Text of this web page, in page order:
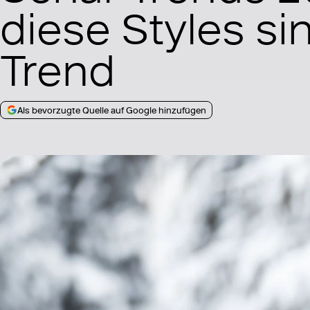
diese Styles
Trend
Als bevorzugte Quelle auf Google hinzufügen